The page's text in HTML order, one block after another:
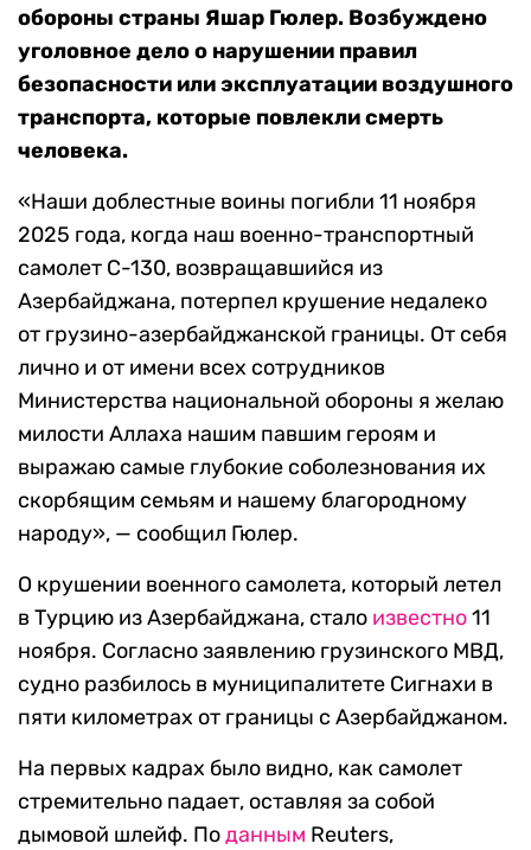
обороны страны Яшар Гюлер. Возбуждено
уголовное дело о нарушении правил
безопасности или эксплуатации воздушного
транспорта, которые повлекли смерть
человека.
«Наши доблестные воины погибли 11 ноября
2025 года, когда наш военно-транспортный
самолет C-130, возвращавшийся из
Азербайджана, потерпел крушение недалеко
от грузино-азербайджанской границы. От себя
лично и от имени всех сотрудников
Министерства национальной обороны я желаю
милости Аллаха нашим павшим героям и
выражаю самые глубокие соболезнования их
скорбящим семьям и нашему благородному
народу», — сообщил Гюлер.
О крушении военного самолета, который летел
в Турцию из Азербайджана, стало известно11
ноября. Согласно заявлению грузинского МВД,
судно разбилось в муниципалитете Сигнахи в
пяти километрах от границы с Азербайджаном.
На первых кадрах было видно, как самолет
стремительно падает, оставляя за собой
дымовой шлейф. Поданным Reuters,